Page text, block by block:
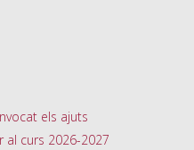
els ajuts
curs 2026-2027